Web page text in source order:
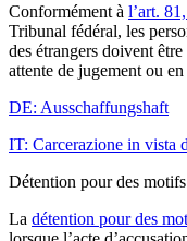
Conformément à l’art.
Tribunal fédéral, les
des étrangers doivent être
attente de jugement ou
DE: Ausschaffungshaft
IT: Carcerazione in vista
Détention pour des
La détention pour des